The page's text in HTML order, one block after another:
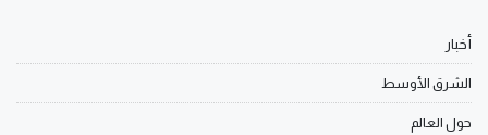
أخبار
الشرق الأوسط
حول العالم